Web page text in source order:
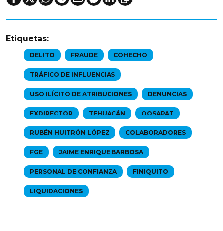
Etiquetas:
DELITO FRAUDE COHECHO
TRÁFICO DE INFLUENCIAS
USO ILÍCITO DE ATRIBUCIONES DENUNCIAS
EXDIRECTOR TEHUACÁN OOSAPAT
RUBÉN HUITRÓN LÓPEZ COLABORADORES
FGE JAIME ENRIQUE BARBOSA
PERSONAL DE CONFIANZA FINIQUITO
LIQUIDACIONES